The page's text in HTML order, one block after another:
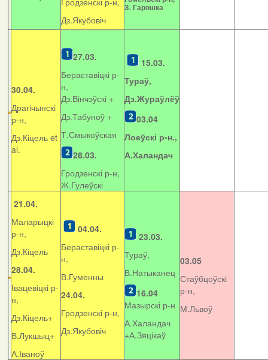
Дз.Якубовіч
З. Гарошка
30.04.
Драгічынскі
р-н,
Дз.Кіцель et
al.
27.03.
Бераставіцкі р-
н,
Дз.Вінчэўскі +
Дз.Табуноў +
Т.Смыкоўская
28.03.
Гродзенскі р-н,
Ж.Гулеўскі
15.03.
Тураў,
Дз.Жураўлёў
03.04
Лоеўскі р-н.,
А.Халандач
21.04.
Маларыцкі
р-н,
Дз.Кіцель
28.04.
Івацевіцкі р-
н,
Дз.Кіцель+
В.Лукшыц+
А.Іваноў
04.04.
Бераставіцкі р-
н,
В.Гуменны
24.04.
Гродзенскі р-н,
Дз.Якубовіч
23.03.
Тураў,
В.Натыканец
16.04
Мазырскі р-н
А.Халандач
+А.Зяцікаў
03.05
Стаўбцоўскі
р-н,
М.Львоў